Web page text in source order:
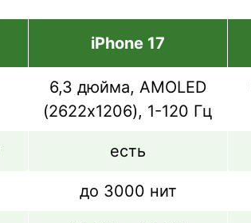
iPhone 17
6,3 дюйма, AMOLED
(2622х1206), 1-120 Гц
есть
до 3000 нит